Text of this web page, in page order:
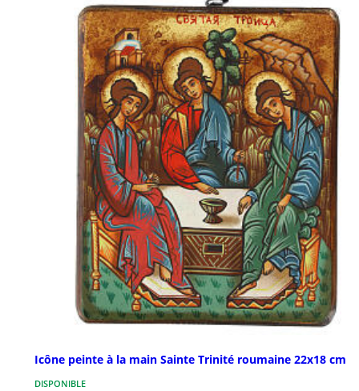
Icône peinte à la main Sainte Trinité roumaine 22x18 cm
DISPONIBLE